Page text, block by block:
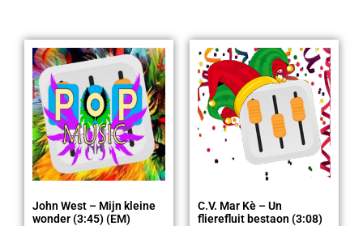
John West – Mijn kleine
wonder (3:45) (EM)
C.V. Mar Kè – Un
flierefluit bestaon (3:08)